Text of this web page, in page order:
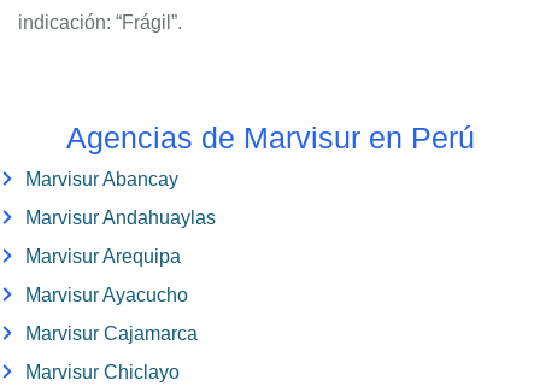
indicación: “Frágil”.
Agencias de Marvisur en Perú
Marvisur Abancay
Marvisur Andahuaylas
Marvisur Arequipa
Marvisur Ayacucho
Marvisur Cajamarca
Marvisur Chiclayo